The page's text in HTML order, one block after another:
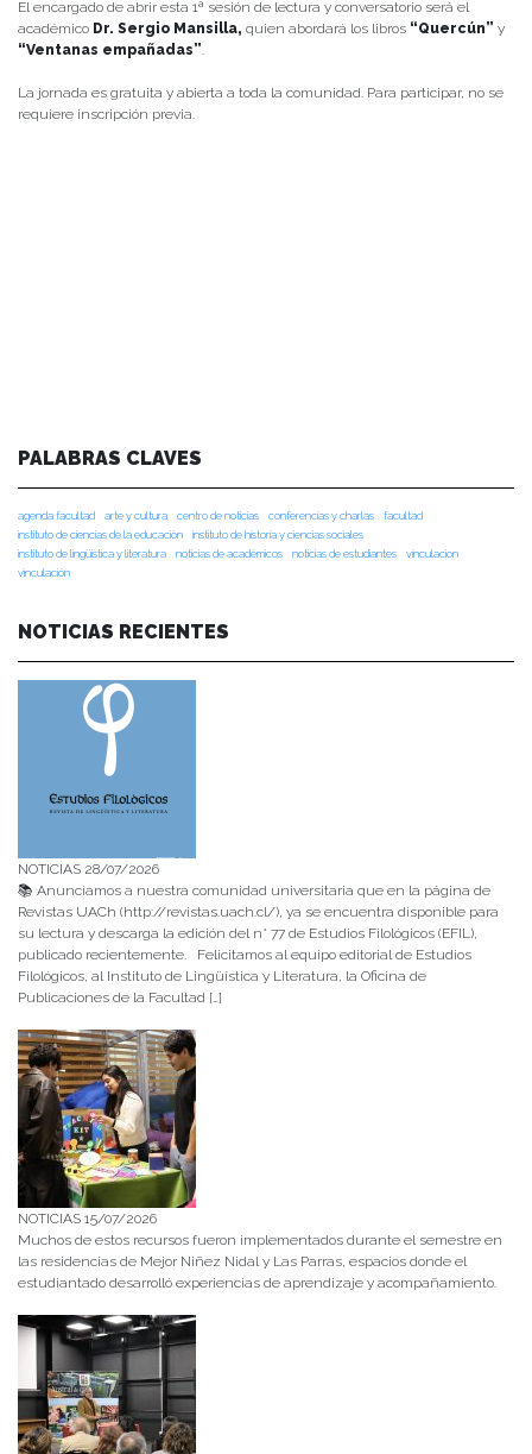
El encargado de abrir esta 1ª sesión de lectura y conversatorio será el
académico Dr. Sergio Mansilla, quien abordará los libros “Quercún” y
“Ventanas empañadas”
La jornada es gratuita y abierta a toda la comunidad. Para participar, no se
requiere inscripción previa.
PALABRAS CLAVES
agenda facultad arte y cultura centro de noticias conferencias y charlas
facultad
instituto de ciencias de la educación
instituto de historia y ciencias sociales
instituto de lingüística y literatura
noticias de académicos noticias de estudiantes
vinculacion
vinculación
NOTICIAS RECIENTES
NOTICIAS 28/07/2026
📚 Anunciamos a nuestra comunidad universitaria que en la página de
Revistas UACh (http://revistas.uach.cl/), ya se encuentra disponible para
su lectura y descarga la edición del n° 77 de Estudios Filológicos (EFIL),
publicado recientemente. Felicitamos al equipo editorial de Estudios
Filológicos, al Instituto de Lingüística y Literatura, la Oficina de
Publicaciones de la Facultad […]
NOTICIAS 15/07/2026
Muchos de estos recursos fueron implementados durante el semestre en
las residencias de Mejor Niñez Nidal y Las Parras, espacios donde el
estudiantado desarrolló experiencias de aprendizaje y acompañamiento.